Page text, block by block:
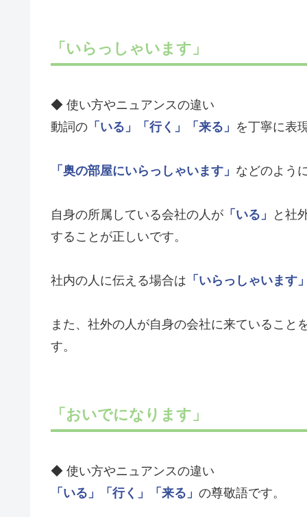
「いらっしゃいます」
◆ 使い方やニュアンスの違い
動詞の 「いる」 「行く」 「来る」 を丁寧に表
「奥の部屋にいらっしゃいます」 などのよう
自身の所属している会社の人が 「いる」
と社
することが正しいです。
社内の人に伝える場合は 「いらっしゃいます
また、社外の人が自身の会社に来ていること
す。
「おいでになります」
◆ 使い方やニュアンスの違い
「いる」
「行く」 「来る」 の尊敬語です。